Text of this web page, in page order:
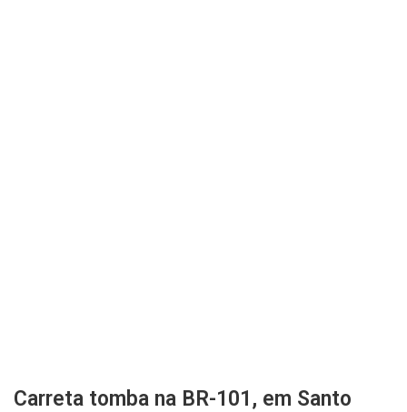
Carreta tomba na BR-101, em Santo